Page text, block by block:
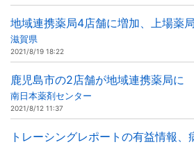
地域連携薬局4店舗に増加、上場薬
滋賀県
2021/8/19 18:22
鹿児島市の2店舗が地域連携薬局に
南日本薬剤センター
2021/8/12 11:37
トレーシングレポートの有益情報